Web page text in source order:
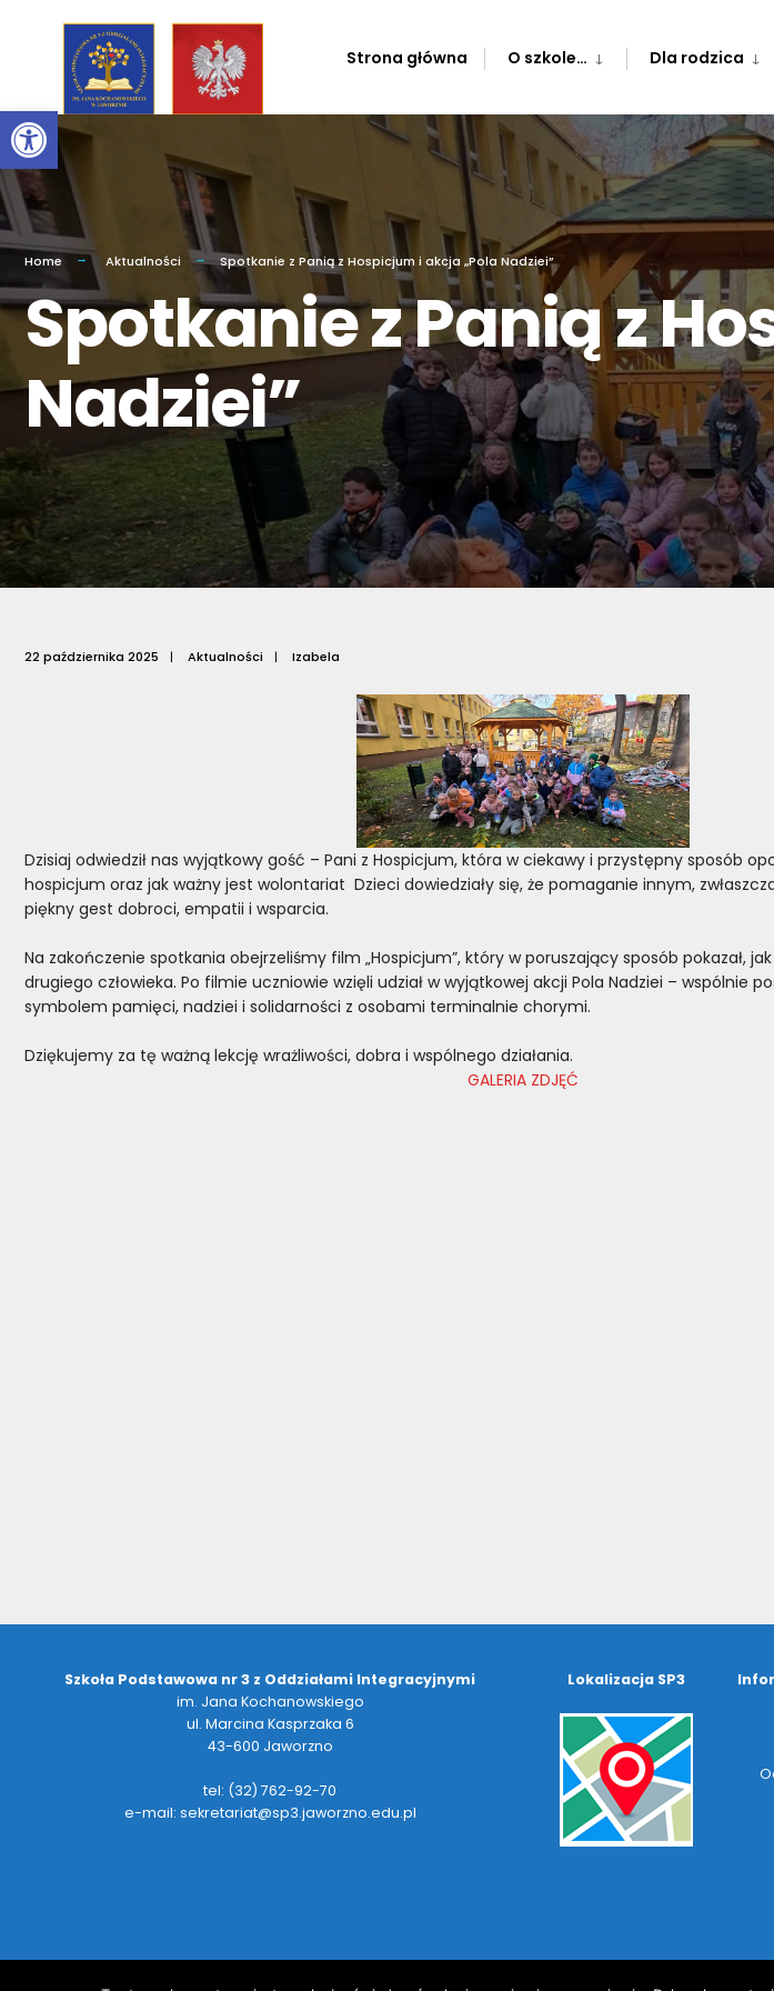
Otwórz pasek narzędzi
Przejdź
zawartości
Strona główna O szkole… Dla rodzica
Home Aktualności Spotkanie z Panią z Hospicjum i akcja „Pola Nadziei”
Spotkanie z Panią z
Nadziei”
22 października 2025 | Aktualności | Izabela
Dzisiaj odwiedził nas wyjątkowy gość – Pani z Hospicjum, która w ciekawy i przystępny sposób
hospicjum oraz jak ważny jest wolontariat Dzieci dowiedziały się, że pomaganie innym,
piękny gest dobroci, empatii i wsparcia.
Na zakończenie spotkania obejrzeliśmy film „Hospicjum”, który w poruszający sposób pokazał,
drugiego człowieka. Po filmie uczniowie wzięli udział w wyjątkowej akcji Pola Nadziei – wspólnie
symbolem pamięci, nadziei i solidarności z osobami terminalnie chorymi.
Dziękujemy za tę ważną lekcję wrażliwości, dobra i wspólnego działania.
GALERIA ZDJĘĆ
Szkoła Podstawowa nr 3 z Oddziałami Integracyjnymi
im. Jana Kochanowskiego
ul. Marcina Kasprzaka 6
43-600 Jaworzno
tel: (32) 762-92-70
e-mail: sekretariat@sp3.jaworzno.edu.pl
Lokalizacja SP3
Copyright © 2024 Szkoła